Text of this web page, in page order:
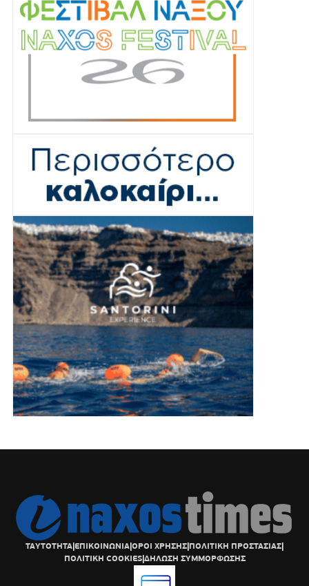
ΤΑΥΤΟΤΗΤΑ|ΕΠΙΚΟΙΝΩΝΙΑ|ΟΡΟΙ ΧΡΗΣΗΣ|ΠΟΛΙΤΙΚΗ ΠΡΟΣΤΑΣΙΑΣ|
ΠΟΛΙΤΙΚΗ COOKIES|ΔΗΛΩΣΗ ΣΥΜΜΟΡΦΩΣΗΣ